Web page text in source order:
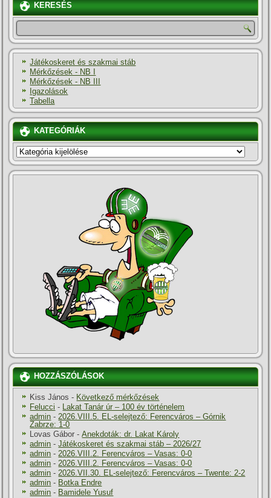
KERESÉS
Játékoskeret és szakmai stáb
Mérkőzések - NB I
Mérkőzések - NB III
Igazolások
Tabella
KATEGÓRIÁK
KATEGÓRIÁK
HOZZÁSZÓLÁSOK
Kiss János - Következő mérkőzések
Felucci - Lakat Tanár úr – 100 év történelem
admin - 2026.VIII.5. EL-selejtező: Ferencváros – Górnik
Zabrze: 1-0
Lovas Gábor -Anekdoták: dr. Lakat Károly
admin -Játékoskeret és szakmai stáb – 2026/27
admin - 2026.VIII.2. Ferencváros – Vasas: 0-0
admin - 2026.VIII.2. Ferencváros – Vasas: 0-0
admin - 2026.VII.30. EL-selejtező: Ferencváros – Twente: 2-2
admin - Botka Endre
admin - Bamidele Yusuf